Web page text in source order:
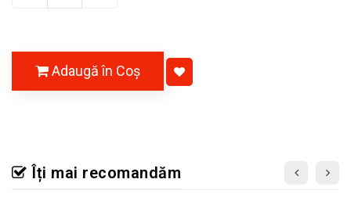
Adaugă în Coş
Îți mai recomandăm